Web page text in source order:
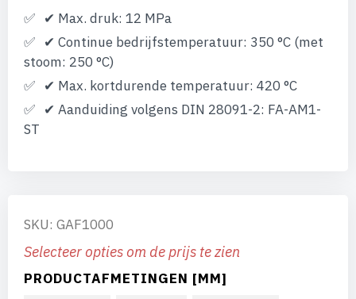
✔ Max. druk: 12 MPa
✔ Continue bedrijfstemperatuur: 350 °C (met
stoom: 250 °C)
✔ Max. kortdurende temperatuur: 420 °C
✔ Aanduiding volgens DIN 28091-2: FA-AM1-
ST
SKU: GAF1000
Selecteer opties om de prijs te zien
PRODUCTAFMETINGEN [MM]